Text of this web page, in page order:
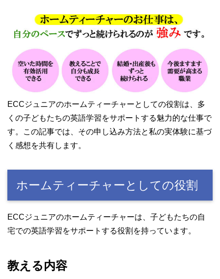
ECCジュニアのホームティーチャーとしての役割は、多
くの子どもたちの英語学習をサポートする魅力的な仕事で
す。この記事では、その申し込み方法と私の実体験に基づ
く感想を共有します。
ホームティーチャーとしての役割
ECCジュニアのホームティーチャーは、子どもたちの自
宅での英語学習をサポートする役割を持っています。
教える内容